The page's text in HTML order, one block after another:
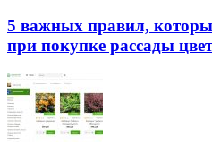
5 важных правил,
при покупке рассады